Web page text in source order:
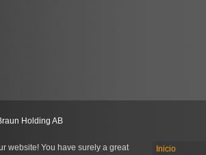
Holding AB
website! You have surely a great
Inicio